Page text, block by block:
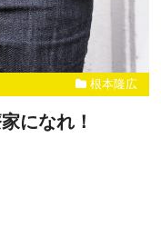
根本隆広
になれ！